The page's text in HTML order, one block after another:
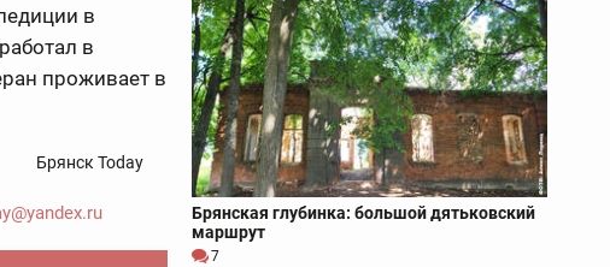
в
в
проживает в
Брянск Today
Брянская глубинка: большой дятьковский
маршрут
7